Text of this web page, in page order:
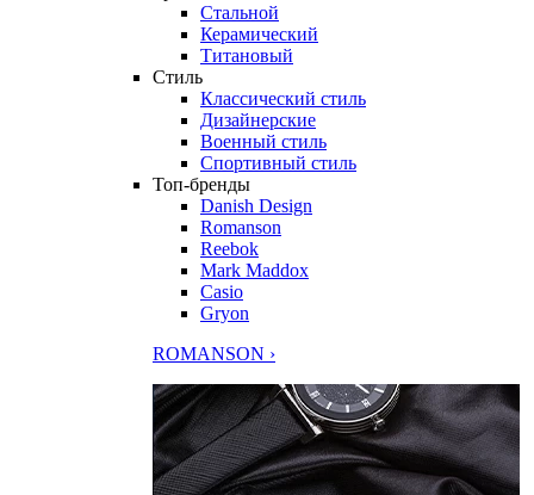
Стальной
Керамический
Титановый
Стиль
Классический стиль
Дизайнерские
Военный стиль
Спортивный стиль
Топ-бренды
Danish Design
Romanson
Reebok
Mark Maddox
Casio
Gryon
ROMANSON ›